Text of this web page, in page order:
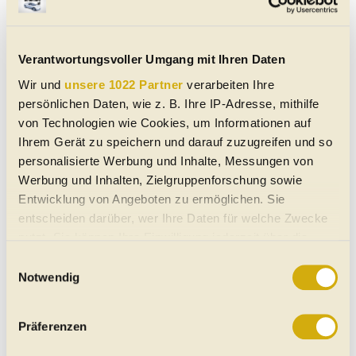
Verantwortungsvoller Umgang mit Ihren Daten
Wir und unsere 1022 Partner verarbeiten Ihre
persönlichen Daten, wie z. B. Ihre IP-Adresse, mithilfe
von Technologien wie Cookies, um Informationen auf
Ihrem Gerät zu speichern und darauf zuzugreifen und so
personalisierte Werbung und Inhalte, Messungen von
Werbung und Inhalten, Zielgruppenforschung sowie
Entwicklung von Angeboten zu ermöglichen. Sie
entscheiden darüber, wer Ihre Daten für welche Zwecke
Trigger Symbol ändern oder widerrufen
Informationen über Ihre geografische Lage erfassen,
Notwendig
Präferenzen
Air-Updates.
sagt: "Bei dem von SAIC Motor entwickelten 'ONE
PACK'-Batteriesystem ist die Projektionsfläche aller